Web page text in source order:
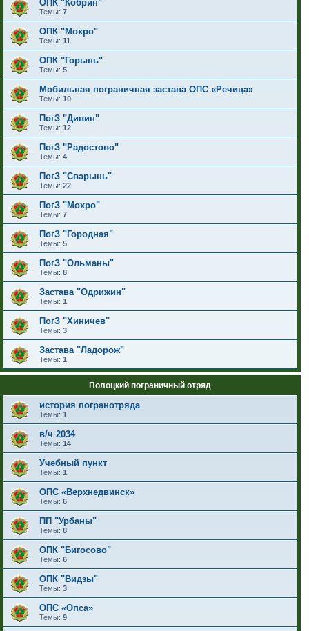
ОПК "Кобрин"
Темы: 7
ОПК "Мохро"
Темы: 11
ОПК "Горынь"
Темы: 5
Мобильная пограничная застава ОПС «Речица»
Темы: 10
ПогЗ "Дивин"
Темы: 12
ПогЗ "Радостово"
Темы: 4
ПогЗ "Сварынь"
Темы: 22
ПогЗ "Мохро"
Темы: 7
ПогЗ "Городная"
Темы: 5
ПогЗ "Ольманы"
Темы: 8
Застава "Одрижин"
Темы: 1
ПогЗ "Хиничев"
Темы: 3
Застава "Ладорож"
Темы: 1
Полоцкий пограничный отряд
история погранотряда
Темы: 1
в/ч 2034
Темы: 14
Учебный пункт
Темы: 1
ОПС «Верхнедвинск»
Темы: 6
ПП "Урбаны"
Темы: 8
ОПК "Бигосово"
Темы: 6
ОПК "Видзы"
Темы: 3
ОПС «Опса»
Темы: 9